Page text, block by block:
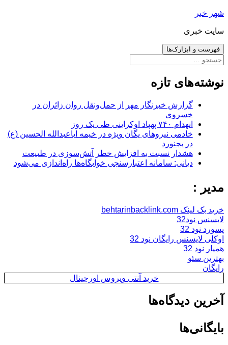
رفتن
نوشته‌ها
شهر خبر
سایت خبری
فهرست و ابزارک‌ها
جستجو
نوشته‌های تازه
گزارش خبرنگار مهر از حمل‌ونقل روان زائران در
خسروی
انهدام ۷۴۰ پهپاد اوکراینی طی یک روز
خادمی نیروهای یگان ویژه در خیمه اباعبدالله الحسین (ع)
در بجنورد
هشدار نسبت به افزایش خطر آتش‌سوزی در طبیعت
دیانی: سامانه اعتبارسنجی خوابگاه‌ها راه‌اندازی می‌شود
مدیر :
خرید بک لینک behtarinbacklink.com
لایسنس نود32
پسورد نود 32
اوکلی لایسنس رایگان نود 32
همیار نود 32
بهترین سئو
رایگان
خرید آنتی ویروس اورجینال
آخرین دیدگاه‌ها
بایگانی‌ها